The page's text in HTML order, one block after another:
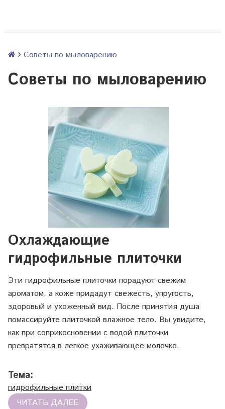
Советы по мыловарению
Советы по мыловарению
Охлаждающие
гидрофильные плиточки
Эти гидрофильные плиточки порадуют свежим
ароматом, а коже придадут свежесть, упругость,
здоровый и ухоженный вид. После принятия душа
помассируйте плиточкой влажное тело. Вы увидите,
как при соприкосновении с водой плиточки
превратятся в легкое ухаживающее молочко.
Тема:
гидрофильные плитки
ЧИТАТЬ ДАЛЕЕ